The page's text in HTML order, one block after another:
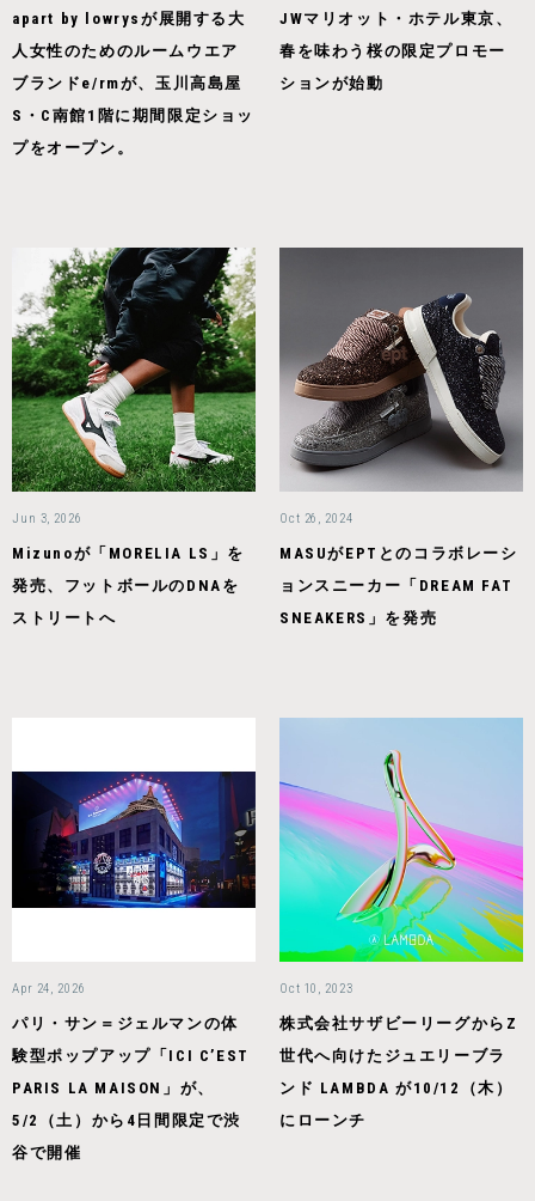
apart by lowrysが展開する大
人女性のためのルームウエア
ブランドe/rmが、玉川高島屋
S・C南館1階に期間限定ショッ
プをオープン。
JWマリオット・ホテル東京、
春を味わう桜の限定プロモー
ションが始動
Jun 3, 2026
Mizunoが「MORELIA LS」を
発売、フットボールのDNAを
ストリートへ
Oct 26, 2024
MASUがEPTとのコラボレーシ
ョンスニーカー「DREAM FAT
SNEAKERS」を発売
Apr 24, 2026
パリ・サン＝ジェルマンの体
験型ポップアップ「ICI C’EST
PARIS LA MAISON」が、
5/2（土）から4日間限定で渋
谷で開催
Oct 10, 2023
株式会社サザビーリーグからZ
世代へ向けたジュエリーブラ
ンド LAMBDA が10/12（木）
にローンチ